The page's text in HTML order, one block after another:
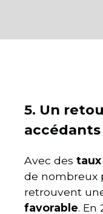
5. Un
Avec des
de nombreux
retrouvent
favorable. En